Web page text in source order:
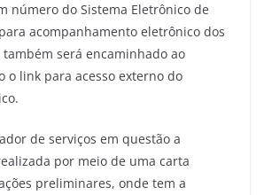
número do Sistema Eletrônico de
acompanhamento eletrônico dos
será encaminhado ao
o link para acesso externo do
de serviços em questão a
por meio de uma carta
preliminares, onde tem a